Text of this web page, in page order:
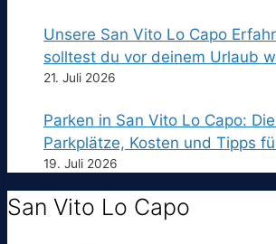
Unsere San Vito Lo Capo
solltest du vor deinem Urlaub
21. Juli 2026
Parken in San Vito Lo Capo:
Parkplätze, Kosten und Tipps
19. Juli 2026
San Vito Lo Capo